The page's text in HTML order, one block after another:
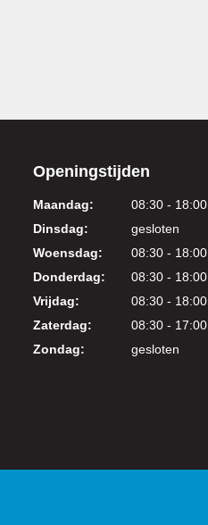
Openingstijden
Maandag:
08:30 - 18:00
Dinsdag:
gesloten
Woensdag:
08:30 - 18:00
Donderdag:
08:30 - 18:00
Vrijdag:
08:30 - 18:00
Zaterdag:
08:30 - 17:00
Zondag:
gesloten